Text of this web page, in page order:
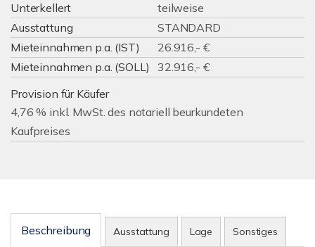
Unterkellert
teilweise
Ausstattung
STANDARD
Mieteinnahmen p.a. (IST)
26.916,- €
Mieteinnahmen p.a. (SOLL)
32.916,- €
Provision für Käufer
4,76 % inkl. MwSt. des notariell beurkundeten
Kaufpreises
Beschreibung Ausstattung Lage Sonstiges